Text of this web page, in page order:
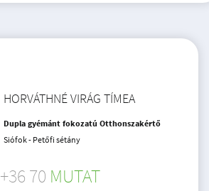
HORVÁTHNÉ VIRÁG TÍMEA
Dupla gyémánt fokozatú Otthonszakértő
Siófok - Petőfi sétány
+36 70 MUTAT